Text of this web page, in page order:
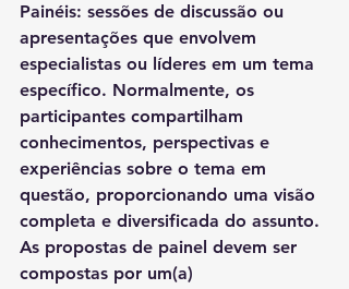
Painéis: sessões de discussão ou
apresentações que envolvem
especialistas ou líderes em um tema
específico. Normalmente, os
participantes compartilham
conhecimentos, perspectivas e
experiências sobre o tema em
questão, proporcionando uma visão
completa e diversificada do assunto.
As propostas de painel devem ser
compostas por um(a)